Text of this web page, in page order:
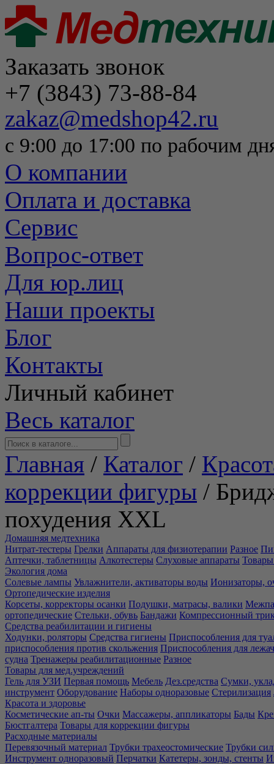
Заказать звонок
+7 (3843) 73-88-84
zakaz@medshop42.ru
с 9:00 до 17:00 по рабочим
О компании
Оплата и доставка
Сервис
Вопрос-ответ
Для юр.лиц
Наши проекты
Блог
Контакты
Личный кабинет
Весь каталог
Главная / Каталог /
коррекции фигуры /
похудения ХXL
Домашняя медтехника
Нитрат-тестеры Грелки Аппараты для физиотерапии Разное
Аптечки, таблетницы Алкотестеры Слуховые аппараты Товары
Экология дома
Солевые лампы Увлажнители, активаторы воды Ионизаторы,
Ортопедические изделия
Корсеты, корректоры осанки Подушки, матрасы, валики
ортопедические Стельки, обувь Бандажи Компрессионный
Средства реабилитации и гигиены
Ходунки, роляторы Средства гигиены Приспособления для
приспособления против скольжения Приспособления для
судна Тренажеры реабилитационные Разное
Товары для мед.учреждений
Гель для УЗИ Первая помощь Мебель Дез.средства Сумки,
инструмент Оборудование Наборы одноразовые Стерилизация
Красота и здоровье
Косметические ап-ты Очки Массажеры, аппликаторы Бады
Бюстгалтера Товары для коррекции фигуры
Расходные материалы
Перевязочный материал Трубки трахеостомические Трубки
Инструмент одноразовый Перчатки Катетеры, зонды, стенты